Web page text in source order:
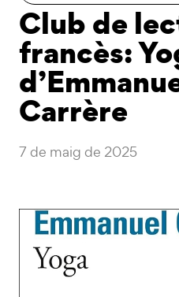
Club de
francès:
Carrère
7 de maig de 2025